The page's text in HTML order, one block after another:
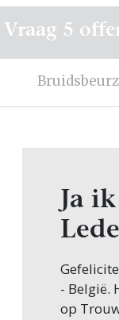
Vraag 5
Ja
- België.
op